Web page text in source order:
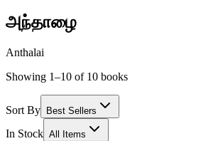
அந்தாழை
Anthalai
Showing 1–10 of 10 books
Sort By Best Sellers
In Stock All Items